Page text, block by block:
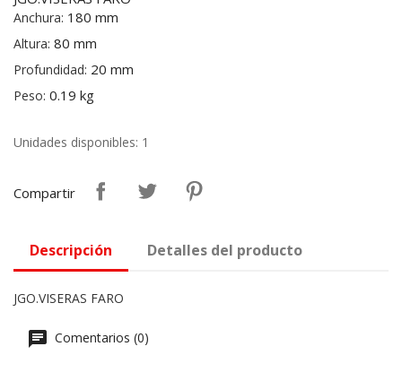
Anchura: 180 mm
Altura: 80 mm
Profundidad: 20 mm
Peso: 0.19 kg
Unidades disponibles: 1
Compartir
Descripción Detalles del producto
JGO.VISERAS FARO
Comentarios (0)